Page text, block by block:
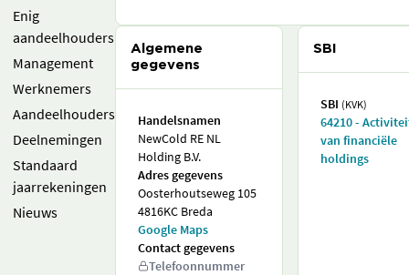
Enig
aandeelhouders
Management
Werknemers
Aandeelhouders
Deelnemingen
Standaard
jaarrekeningen
Nieuws
Algemene
gegevens
Handelsnamen
NewCold RE NL
Holding B.V.
Adres gegevens
Oosterhoutseweg 105
4816KC Breda
Google Maps
Contact gegevens
Telefoonnummer
SBI
SBI (KVK)
64210 -
van financiële
holdings